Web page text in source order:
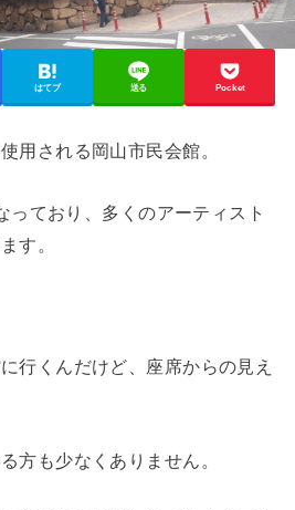
はてブ 送る Pocket
用される岡山市民会館。
っており、多くのアーティスト
す。
行くんだけど、座席からの見え
方も少なくありません。